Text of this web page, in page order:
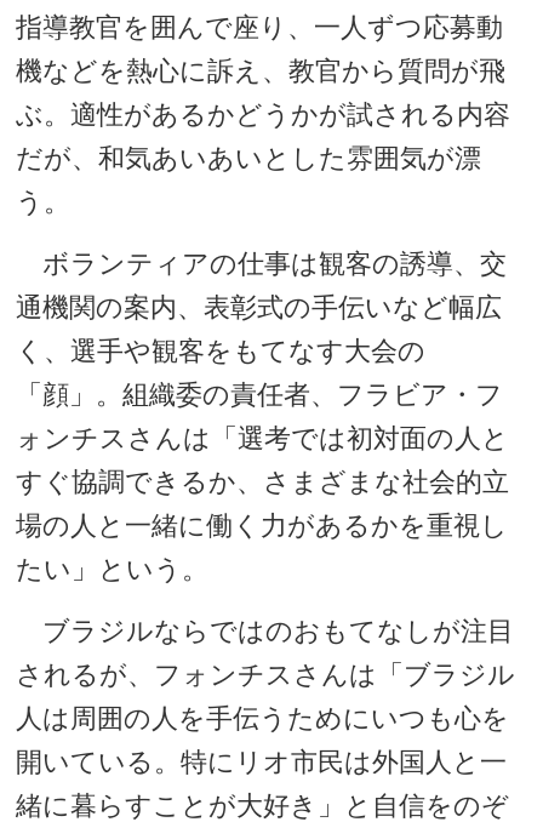
指導教官を囲んで座り、一人ずつ応募動
機などを熱心に訴え、教官から質問が飛
ぶ。適性があるかどうかが試される内容
だが、和気あいあいとした雰囲気が漂
う。
ボランティアの仕事は観客の誘導、交
通機関の案内、表彰式の手伝いなど幅広
く、選手や観客をもてなす大会の
「顔」。組織委の責任者、フラビア・フ
ォンチスさんは「選考では初対面の人と
すぐ協調できるか、さまざまな社会的立
場の人と一緒に働く力があるかを重視し
たい」という。
ブラジルならではのおもてなしが注目
されるが、フォンチスさんは「ブラジル
人は周囲の人を手伝うためにいつも心を
開いている。特にリオ市民は外国人と一
緒に暮らすことが大好き」と自信をのぞ